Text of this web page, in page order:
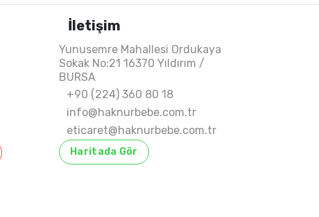
İletişim
Yunusemre Mahallesi Ordukaya
Sokak No:21 16370 Yıldırım /
BURSA
+90 (224) 360 80 18
info@haknurbebe.com.tr
eticaret@haknurbebe.com.tr
Haritada Gör